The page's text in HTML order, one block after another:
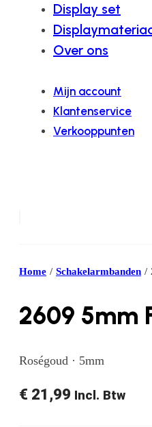
Display set
Over ons
Mijn account
Klantenservice
Verkooppunten
Home / Schakelarmbanden /
2609 5mm
Roségoud · 5mm
€ 21,99 Incl. Btw